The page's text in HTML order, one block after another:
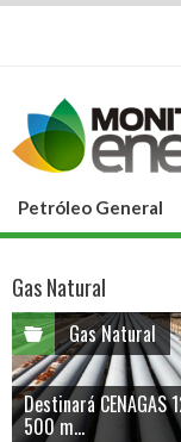
Petróleo General
Gas Natural
Gas Natural
Destinará CENAGAS
500 m...